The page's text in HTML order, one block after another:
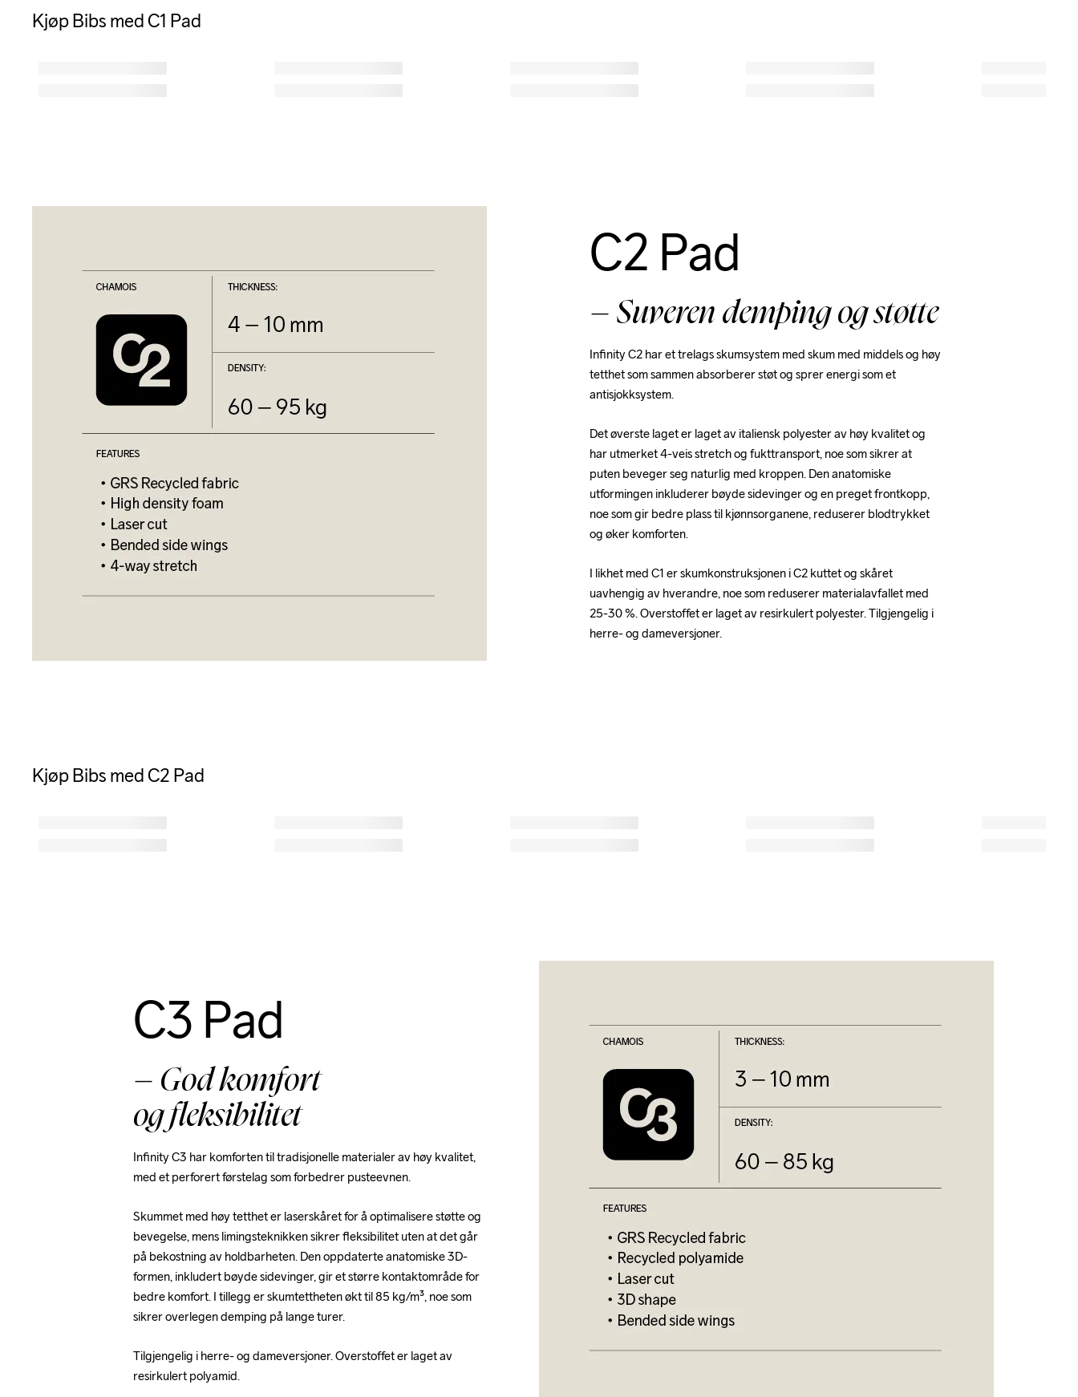
Kjøp Bibs med C1 Pad
C2 Pad
– Suveren demping og støtte
Infinity C2 har et trelags skumsystem med skum med middels og høy
tetthet som sammen absorberer støt og sprer energi som et
antisjokksystem.
Det øverste laget er laget av italiensk polyester av høy kvalitet og
har utmerket 4-veis stretch og fukttransport, noe som sikrer at
puten beveger seg naturlig med kroppen. Den anatomiske
utformingen inkluderer bøyde sidevinger og en preget frontkopp,
noe som gir bedre plass til kjønnsorganene, reduserer blodtrykket
og øker komforten.
I likhet med C1 er skumkonstruksjonen i C2 kuttet og skåret
uavhengig av hverandre, noe som reduserer materialavfallet med
25-30 %. Overstoffet er laget av resirkulert polyester. Tilgjengelig i
herre- og dameversjoner.
Kjøp Bibs med C2 Pad
C3 Pad
– God komfort
og fleksibilitet
Infinity C3 har komforten til tradisjonelle materialer av høy kvalitet,
med et perforert førstelag som forbedrer pusteevnen.
Skummet med høy tetthet er laserskåret for å optimalisere støtte og
bevegelse, mens limingsteknikken sikrer fleksibilitet uten at det går
på bekostning av holdbarheten. Den oppdaterte anatomiske 3D-
formen, inkludert bøyde sidevinger, gir et større kontaktområde for
bedre komfort. I tillegg er skumtettheten økt til 85 kg/m³, noe som
sikrer overlegen demping på lange turer.
Tilgjengelig i herre- og dameversjoner. Overstoffet er laget av
resirkulert polyamid.